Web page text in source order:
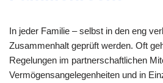
In jeder Familie – selbst in den eng
Zusammenhalt geprüft werden. Oft
Regelungen im partnerschaftlichen
Vermögensangelegenheiten und in